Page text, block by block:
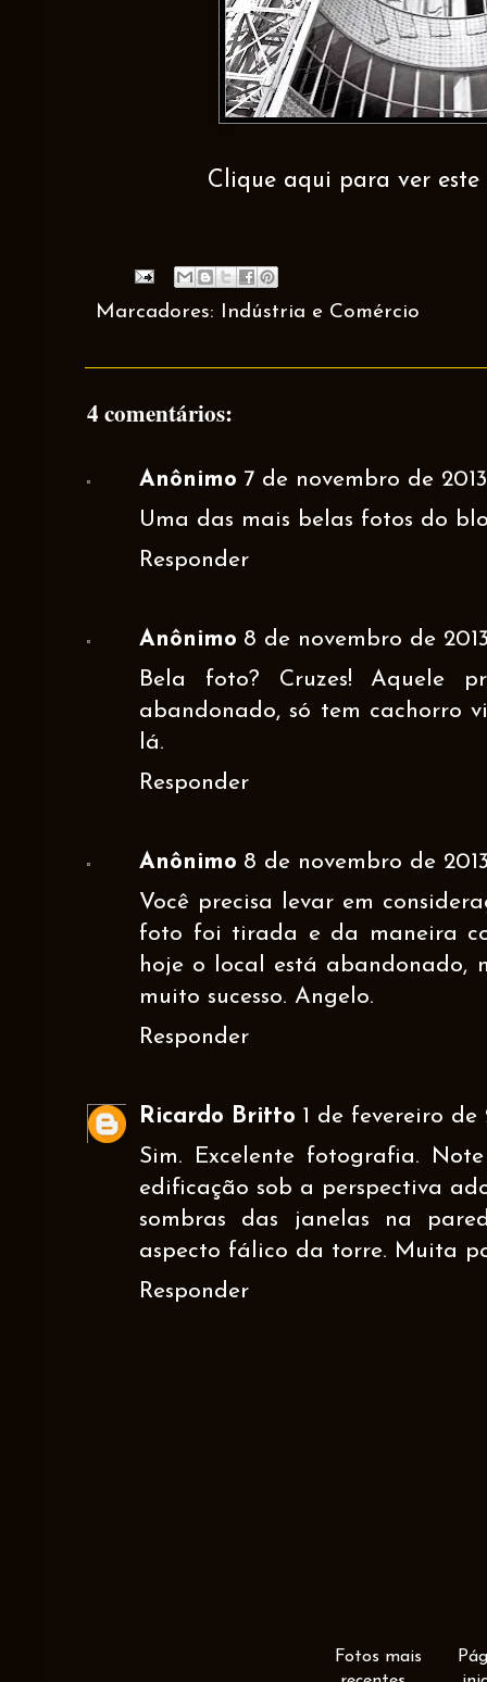
Clique aqui para ver
Marcadores: Indústria e Comércio
4 comentários:
Anônimo 7 de novembro de 2013
Uma das mais belas fotos do
Responder
Anônimo 8 de novembro de
Bela foto? Cruzes! Aquele
abandonado, só tem cachorro
lá.
Responder
Anônimo 8 de novembro de
Você precisa levar em
foto foi tirada e da maneira
hoje o local está abandonado,
muito sucesso. Angelo.
Responder
Ricardo Britto 1 de fevereiro de
Sim. Excelente fotografia.
edificação sob a perspectiva
sombras das janelas na
aspecto fálico da torre. Muita
Responder
Fotos mais